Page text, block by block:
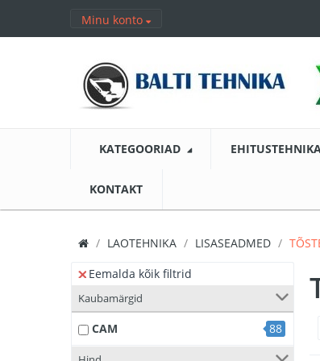
Minu konto
KATEGOORIAD
KONTAKT
LAOTEHNIKA LISASEADMED
Eemalda kõik filtrid
Kaubamärgid
CAM 88